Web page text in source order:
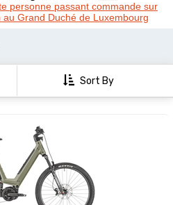
personne passant commande sur
Grand Duché de Luxembourg
Sort By